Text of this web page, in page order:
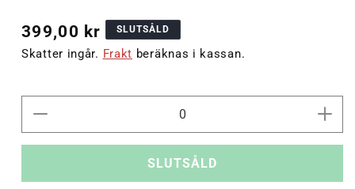
inte
tillgänglig
Ordinarie
pris
399,00 kr SLUTSÅLD
Skatter ingår. Frakt beräknas i kassan.
kvantitet
Öka
SLUTSÅLD